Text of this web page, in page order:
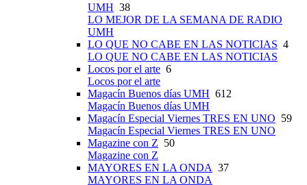
UMH 38
LO MEJOR DE LA SEMANA DE RADIO
UMH
LO QUE NO CABE EN LAS NOTICIAS 4
LO QUE NO CABE EN LAS NOTICIAS
Locos por el arte 6
Locos por el arte
Magacín Buenos días UMH 612
Magacín Buenos días UMH
Magacín Especial Viernes TRES EN UNO 59
Magacín Especial Viernes TRES EN UNO
Magazine con Z 50
Magazine con Z
MAYORES EN LA ONDA 37
MAYORES EN LA ONDA